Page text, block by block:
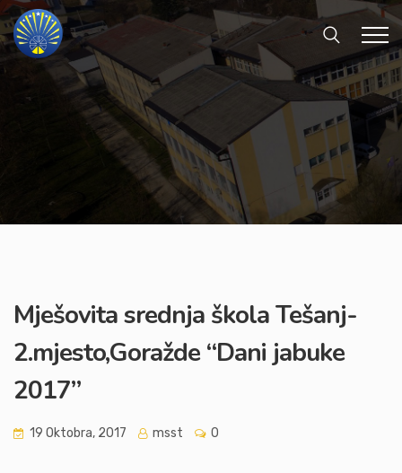
Mješovita srednja škola Tešanj-
2.mjesto,Goražde “Dani jabuke
2017”
19 Oktobra, 2017 msst 0